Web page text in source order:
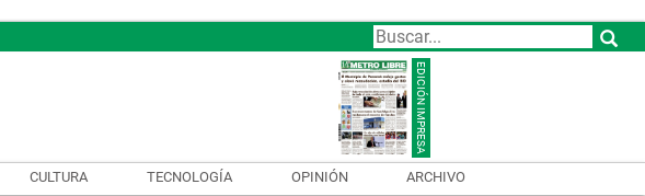
CULTURA TECNOLOGÍA OPINIÓN ARCHIVO